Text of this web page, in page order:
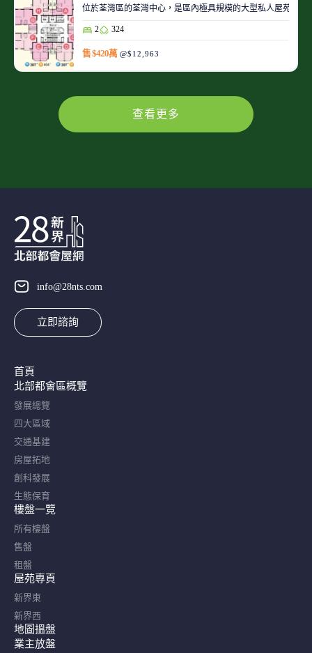
位於荃灣區的荃灣中心，是區內極具規模的大型私人屋苑之
2 324
售 $420萬 @$12,963
查看更多
info@28nts.com
立即諮詢
首頁
北部都會區概覽​
發展總覽
四大區域
交通基建
房屋拓地
創科發展
生態保育
樓盤一覽
所有樓盤
售盤
租盤
屋苑專頁
新界東
新界西
地圖搵盤
業主放盤